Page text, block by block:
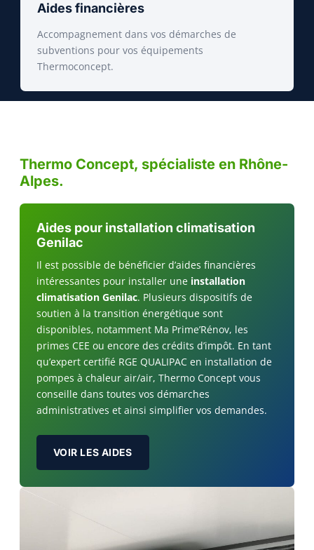
Aides financières
Accompagnement dans vos démarches de
subventions pour vos équipements
Thermoconcept.
Thermo Concept, spécialiste en Rhône-
Alpes.
Aides pour installation climatisation
Genilac
Il est possible de bénéficier d’aides financières
intéressantes pour installer une installation
climatisation Genilac. Plusieurs dispositifs de
soutien à la transition énergétique sont
disponibles, notamment Ma Prime’Rénov, les
primes CEE ou encore des crédits d’impôt. En tant
qu’expert certifié RGE QUALIPAC en installation de
pompes à chaleur air/air, Thermo Concept vous
conseille dans toutes vos démarches
administratives et ainsi simplifier vos demandes.
VOIR LES AIDES